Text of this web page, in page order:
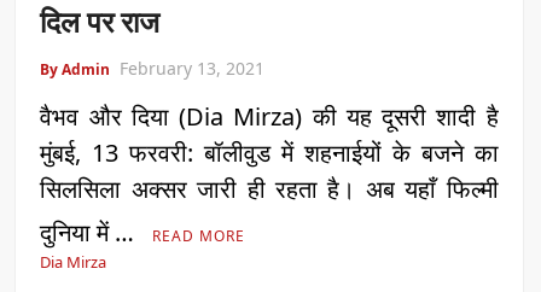
दिल पर राज
By Admin February 13, 2021
वैभव और दिया (Dia Mirza) की यह दूसरी शादी है
मुंबई, 13 फरवरी: बॉलीवुड में शहनाईयों के बजने का
सिलसिला अक्सर जारी ही रहता है। अब यहाँ फिल्मी
दुनिया में …
READ MORE
Dia Mirza